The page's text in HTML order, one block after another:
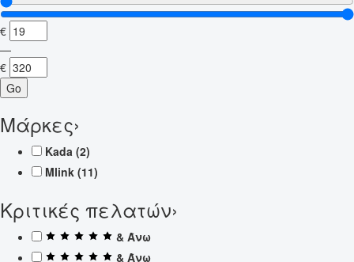
€
—
€
Go
Μάρκες›
Kada (2)
Mlink (11)
Κριτικές πελατών›
& Άνω
& Άνω